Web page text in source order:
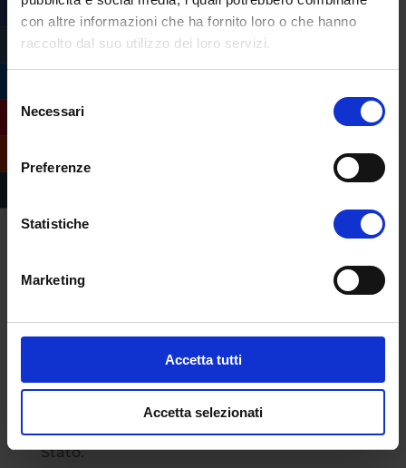
con altre informazioni che ha fornito loro o che hanno
raccolto dal suo utilizzo dei loro servizi.
delNecessari
Preferenze
Statistiche
Marketing
Accetta tutti
Accetta selezionati
biodiversità, del censimento faunistico e
vegetale, della sorveglianza ambientale e
nel settore della
divulgazione scientifica
centri didattici
Il laureato potrà inoltre fornire consulenze
sostenibilità, alla conservazione delle risorse
ambientale.
Per il laureato è prevista l’iscrizione all’Albo
dell’Ordine Nazionale dei Biologi (biologo-
Stato.